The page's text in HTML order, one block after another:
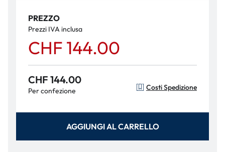
PREZZO
Prezzi IVA inclusa
CHF 144.00
CHF 144.00
Per confezione Costi Spedizione
AGGIUNGI AL CARRELLO